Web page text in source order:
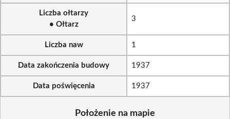
Liczba ołtarzy
• Ołtarz
3
Liczba naw 1
Data zakończenia budowy 1937
Data poświęcenia 1937
Położenie na mapie